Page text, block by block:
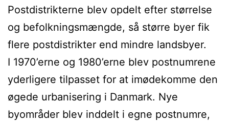
Postdistrikterne blev opdelt efter størrelse
og befolkningsmængde, så større byer fik
flere postdistrikter end mindre landsbyer.
I 1970’erne og 1980’erne blev postnumrene
yderligere tilpasset for at imødekomme den
øgede urbanisering i Danmark. Nye
byområder blev inddelt i egne postnumre,